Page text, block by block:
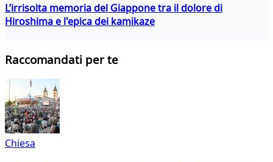
L’irrisolta memoria del Giappone tra il dolore di
Hiroshima e l'epica dei kamikaze
Raccomandati per te
Chiesa